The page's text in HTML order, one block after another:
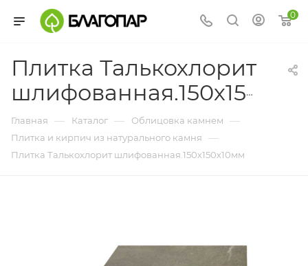
0
Плитка Талькохлорит
шлифованная.150х150х10мм
Главная — Каталог — Облицовка камнем —
Плитка и кирпич из натурального камня —
Плитка Талькохлорит шлифованная.150х150х10мм